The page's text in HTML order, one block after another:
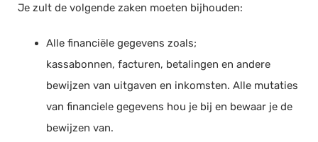
Je zult de volgende zaken moeten bijhouden:​
Alle financiële gegevens zoals;
kassabonnen, facturen, betalingen en andere
bewijzen van uitgaven en inkomsten. Alle mutaties
van financiele gegevens hou je bij en bewaar je de
bewijzen van.